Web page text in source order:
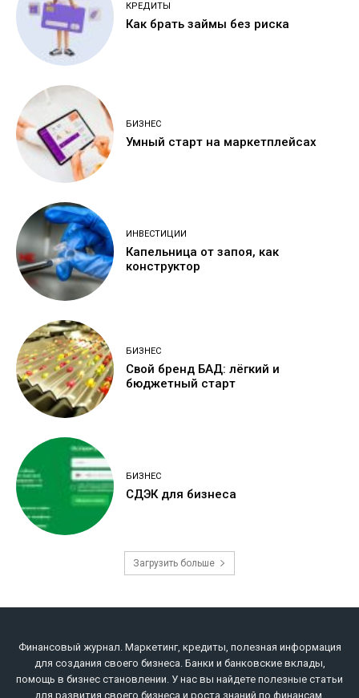
КРЕДИТЫ
Как брать займы без риска
БИЗНЕС
Умный старт на маркетплейсах
ИНВЕСТИЦИИ
Капельница от запоя, как
конструктор
БИЗНЕС
Свой бренд БАД: лёгкий и
бюджетный старт
БИЗНЕС
СДЭК для бизнеса
Загрузить больше
Финансовый журнал. Маркетинг, кредиты, полезная информация
для создания своего бизнеса. Банки и банковские вклады,
помощь в бизнес становлении. У нас вы найдете полезные статьи
для развития своего бизнеса и роста знаний по финансам,